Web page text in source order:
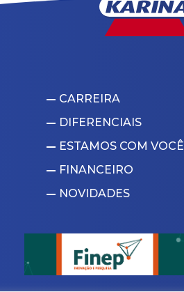
CARREIRA
DIFERENCIAIS
ESTAMOS COM VOCÊ
FINANCEIRO
NOVIDADES